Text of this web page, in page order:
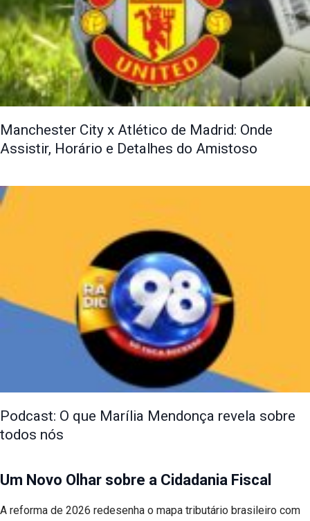
Manchester City x Atlético de Madrid: Onde
Assistir, Horário e Detalhes do Amistoso
Podcast: O que Marília Mendonça revela sobre
todos nós
Um Novo Olhar sobre a Cidadania Fiscal
A reforma de 2026 redesenha o mapa tributário brasileiro com